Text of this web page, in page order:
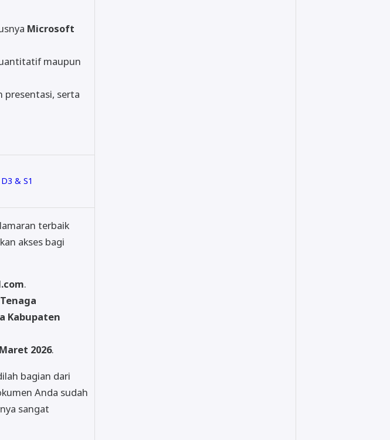
Microsoft
maupun
presentasi, serta
& S1
terbaik
akses bagi
.
Kabupaten
2026.
bagian dari
Anda sudah
sangat